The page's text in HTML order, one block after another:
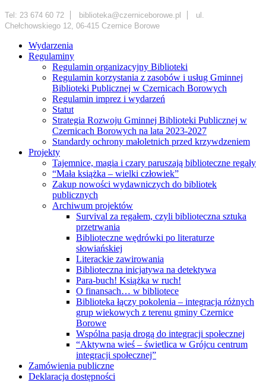
Tel: 23 674 60 72 biblioteka@czerniceborowe.pl
ul.
Chełchowskiego 12, 06-415 Czernice Borowe
Wydarzenia
Regulaminy
Regulamin organizacyjny Biblioteki
Regulamin korzystania z zasobów i usług Gminnej
Biblioteki Publicznej w Czernicach Borowych
Regulamin imprez i wydarzeń
Statut
Strategia Rozwoju Gminnej Biblioteki Publicznej w
Czernicach Borowych na lata 2023-2027
Standardy ochrony małoletnich przed krzywdzeniem
Projekty
Tajemnice, magia i czary paruszają biblioteczne regały
“Mała książka – wielki człowiek”
Zakup nowości wydawniczych do bibliotek
publicznych
Archiwum projektów
Survival za regałem, czyli biblioteczna sztuka
przetrwania
Biblioteczne wędrówki po literaturze
słowiańskiej
Literackie zawirowania
Biblioteczna inicjatywa na detektywa
Para-buch! Książka w ruch!
O finansach… w bibliotece
Biblioteka łączy pokolenia – integracja różnych
grup wiekowych z terenu gminy Czernice
Borowe
Wspólna pasja drogą do integracji społecznej
“Aktywna wieś – świetlica w Grójcu centrum
integracji społecznej”
Zamówienia publiczne
Deklaracja dostępności